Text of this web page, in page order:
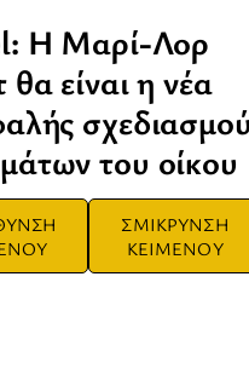
Η Μαρί-Λορ
θα είναι η νέα
σχεδιασμού
του οίκου
ΣΜΙΚΡΥΝΣΗ
ΚΕΙΜΕΝΟΥ